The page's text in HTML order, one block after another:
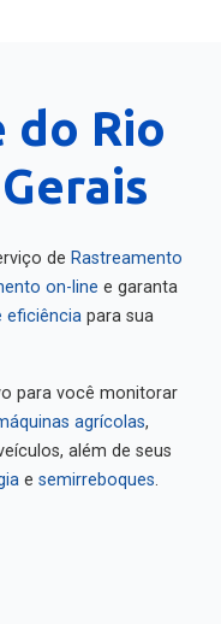
do Rio
de Rastreamento
on-line e garanta
eficiência para sua
para você monitorar
agrícolas,
além de seus
e semirreboques.